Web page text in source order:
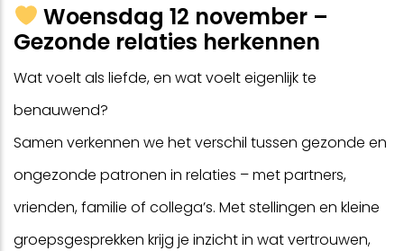
Woensdag 12 november –
Gezonde relaties herkennen
Wat voelt als liefde, en wat voelt eigenlijk te
benauwend?
Samen verkennen we het verschil tussen gezonde en
ongezonde patronen in relaties – met partners,
vrienden, familie of collega’s. Met stellingen en kleine
groepsgesprekken krijg je inzicht in wat vertrouwen,